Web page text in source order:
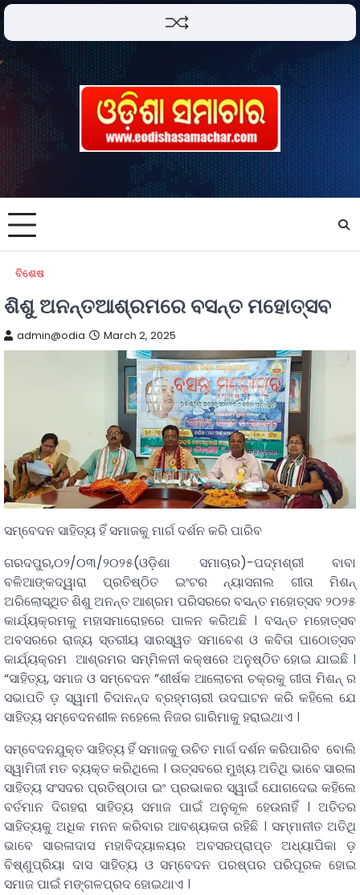
ବିଶେଷ
ଶିଶୁ ଅନନ୍ତଆଶ୍ରମରେ ବସନ୍ତ ମହୋତ୍ସବ
admin@odia March 2, 2025
ସମ୍ବେଦନ ସାହିତ୍ୟ ହିଁ ସମାଜକୁ ମାର୍ଗ ଦର୍ଶନ କରି ପାରିବ
ଗରଦପୁର,୦୨/୦୩/୨୦୨୫(ଓଡ଼ିଶା ସମାଚାର)-ପଦ୍ମଶ୍ରୀ ବାବା
ବଳିଆଙ୍କଦ୍ୱାରା ପ୍ରତିଷ୍ଠିତ ଇଂଟର ନ୍ୟାସନାଲ ଗୀତା ମିଶନ୍
ଅରିଲୋସ୍ଥିତ ଶିଶୁ ଅନନ୍ତ ଆଶ୍ରମ ପରିସରରେ ବସନ୍ତ ମହୋତ୍ସବ ୨୦୨୫
କାର୍ଯ୍ୟକ୍ରମକୁ ମହାସମାରୋହରେ ପାଳନ କରିଅଛି । ବସନ୍ତ ମହୋତ୍ସବ
ଅବସରରେ ରାଜ୍ୟ ସ୍ତରୀୟ ସାରସ୍ୱତ ସମାବେଶ ଓ କବିତା ପାଠୋତ୍ସବ
କାର୍ଯ୍ୟକ୍ରମ ଆଶ୍ରମର ସମ୍ମିଳନୀ କକ୍ଷରେ ଅନୁଷ୍ଠିତ ହୋଇ ଯାଇଛି ।
“ସାହିତ୍ୟ, ସମାଜ ଓ ସମ୍ବେଦନ ”ଶୀର୍ଷକ ଆଲୋଚନା ଚକ୍ରକୁ ଗୀତା ମିଶନ୍ ର
ସଭାପତି ଡ଼ ସ୍ୱାମୀ ଚିଦାନନ୍ଦ ବ୍ରହ୍ମଚାରୀ ଉଦଘାଟନ କରି କହିଲେ ଯେ
ସାହିତ୍ୟ ସମ୍ବେଦନଶୀଳ ନହେଲେ ନିଜର ଗାରିମାକୁ ହରାଇଥାଏ ।
ସମ୍ବେଦନଯୁକ୍ତ ସାହିତ୍ୟ ହିଁ ସମାଜକୁ ଉଚିତ ମାର୍ଗ ଦର୍ଶନ କରିପାରିବ ବୋଲି
ସ୍ୱାମିଜୀ ମତ ବ୍ୟକ୍ତ କରିଥିଲେ । ଉତ୍ସବରେ ମୁଖ୍ୟ ଅତିଥି ଭାବେ ସାରଳା
ସାହିତ୍ୟ ସଂସଦର ପ୍ରତିଷ୍ଠାତା ଇଂ ପ୍ରଭାକର ସ୍ୱାଇଁ ଯୋଗଦେଇ କହିଲେ
ବର୍ତମାନ ଦିଗହରା ସାହିତ୍ୟ ସମାଜ ପାଇଁ ଅନୁକୂଳ ହେଉନାହିଁ । ଅତିତର
ସାହିତ୍ୟକୁ ଅଧିକ ମନନ କରିବାର ଆବଶ୍ୟକତା ରହିଛି । ସମ୍ମାନୀତ ଅତିଥି
ଭାବେ ସାରଳାଦାସ ମହାବିଦ୍ୟାଳୟର ଅବସରପ୍ରାପ୍ତ ଅଧ୍ୟାପିକା ଡ଼
ବିଷ୍ଣୁପ୍ରିୟା ଦାସ ସାହିତ୍ୟ ଓ ସମ୍ବେଦନ ପରଷ୍ପର ପରିପୂରକ ହୋଇ
ସମାଜ ପାଇଁ ମଙ୍ଗଳପ୍ରଦ ହୋଇଥାଏ ।